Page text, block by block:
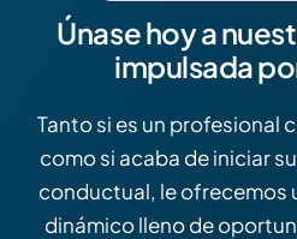
Únase hoy a
impulsada
Tanto si es un profesional
como si acaba de iniciar
conductual, le ofrecemos
dinámico lleno de